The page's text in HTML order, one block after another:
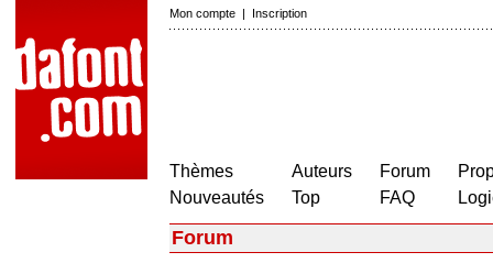
Mon compte | Inscription
Thèmes
Nouveautés
Auteurs
Top
Forum
FAQ
Forum